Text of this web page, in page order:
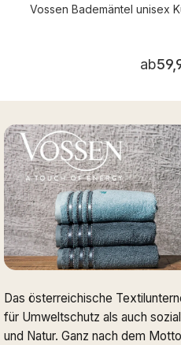
Vossen Bademäntel unisex
ab
Das österreichische
für Umweltschutz als auch
und Natur. Ganz nach dem